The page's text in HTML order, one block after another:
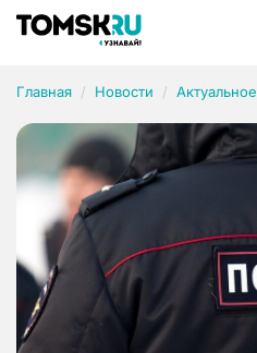
Главная Новости Актуальное